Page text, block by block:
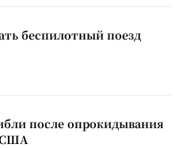
беспилотный поезд
после опрокидывания
США